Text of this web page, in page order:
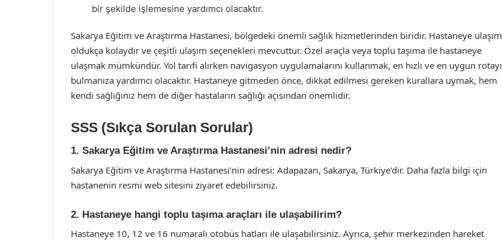
bir şekilde işlemesine yardımcı olacaktır.
Sakarya Eğitim ve Araştırma Hastanesi, bölgedeki önemli sağlık hizmetlerinden biridir. Hastaneye ulaşım
oldukça kolaydır ve çeşitli ulaşım seçenekleri mevcuttur. Özel araçla veya toplu taşıma ile hastaneye
ulaşmak mümkündür. Yol tarifi alırken navigasyon uygulamalarını kullanmak, en hızlı ve en uygun rotayı
bulmanıza yardımcı olacaktır. Hastaneye gitmeden önce, dikkat edilmesi gereken kurallara uymak, hem
kendi sağlığınız hem de diğer hastaların sağlığı açısından önemlidir.
SSS (Sıkça Sorulan Sorular)
1. Sakarya Eğitim ve Araştırma Hastanesi’nin adresi nedir?
Sakarya Eğitim ve Araştırma Hastanesi’nin adresi: Adapazarı, Sakarya, Türkiye’dir. Daha fazla bilgi için
hastanenin resmi web sitesini ziyaret edebilirsiniz.
2. Hastaneye hangi toplu taşıma araçları ile ulaşabilirim?
Hastaneye 10, 12 ve 16 numaralı otobüs hatları ile ulaşabilirsiniz. Ayrıca, şehir merkezinden hareket